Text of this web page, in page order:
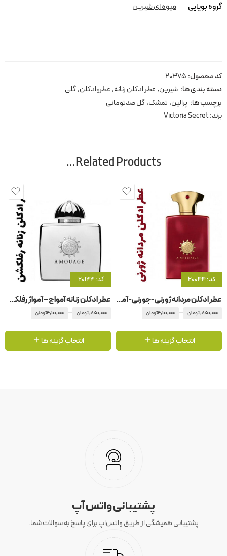
گروه بویایی میوه ای شیرین
کد محصول: 20375
دسته بندی ها: شیرین, عطر ادکلن زنانه, عطروادکلن,گلی
برچسب ها: پرالین, تمشک,گل صدتومانی
برند:Victoria Secret
Related Products…
کد: 20044
عطر ادکلن مردانه ژورنی -جورنی- آمواج – آمواژ
1,850,000تومان –
4,100,000تومان
انتخاب گزینه ها
کد: 20144
عطر ادکلن زنانه آمواج – آمواژ رفلکشن
1,850,000تومان –
4,100,000تومان
انتخاب گزینه ها
پشتیبانی واتس آپ
پشتیبانی همیشگی از طریق واتس‌اپ برای پاسخ به سوالات شما.